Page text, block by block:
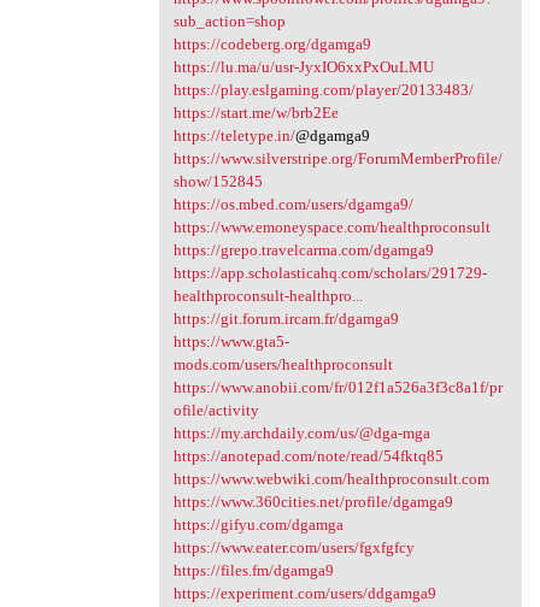
sub_action=shop
https://codeberg.org/dgamga9
https://lu.ma/u/usr-JyxIO6xxPxOuLMU
https://play.eslgaming.com/player/20133483/
https://start.me/w/brb2Ee
https://teletype.in/@dgamga9
https://www.silverstripe.org/ForumMemberProfile/
show/152845
https://os.mbed.com/users/dgamga9/
https://www.emoneyspace.com/healthproconsult
https://grepo.travelcarma.com/dgamga9
https://app.scholasticahq.com/scholars/291729-
healthproconsult-healthpro...
https://git.forum.ircam.fr/dgamga9
https://www.gta5-
mods.com/users/healthproconsult
https://www.anobii.com/fr/012f1a526a3f3c8a1f/pr
ofile/activity
https://my.archdaily.com/us/@dga-mga
https://anotepad.com/note/read/54fktq85
https://www.webwiki.com/healthproconsult.com
https://www.360cities.net/profile/dgamga9
https://gifyu.com/dgamga
https://www.eater.com/users/fgxfgfcy
https://files.fm/dgamga9
https://experiment.com/users/ddgamga9